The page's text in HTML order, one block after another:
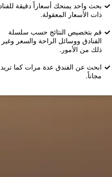
بحث واحد يمنحك أسعاراً دقيقة
ذات الأسعار المعقولة.
قم بتخصيص النتائج حسب سلسلة
الفنادق ووسائل الراحة والسعر وغير
ذلك من الأمور.
ابحث عن الفندق عدة مرات كما
مجاناً.